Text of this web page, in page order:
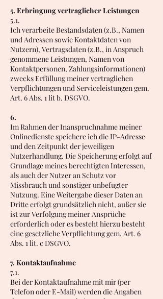
5. Erbringung vertraglicher Leistungen
5.1.
Ich verarbeite Bestandsdaten (z.B., Namen
und Adressen sowie Kontaktdaten von
Nutzern), Vertragsdaten (z.B., in Anspruch
genommene Leistungen, Namen von
Kontaktpersonen, Zahlungsinformationen)
zwecks Erfüllung meiner vertraglichen
Verpflichtungen und Serviceleistungen gem.
Art. 6 Abs. 1 lit b. DSGVO.
6.
Im Rahmen der Inanspruchnahme meiner
Onlinedienste speichere ich die IP-Adresse
und den Zeitpunkt der jeweiligen
Nutzerhandlung. Die Speicherung erfolgt auf
Grundlage meines berechtigten Interessen,
als auch der Nutzer an Schutz vor
Missbrauch und sonstiger unbefugter
Nutzung. Eine Weitergabe dieser Daten an
Dritte erfolgt grundsätzlich nicht, außer sie
ist zur Verfolgung meiner Ansprüche
erforderlich oder es besteht hierzu besteht
eine gesetzliche Verpflichtung gem. Art. 6
Abs. 1 lit. c DSGVO.
7. Kontaktaufnahme
7.1.
Bei der Kontaktaufnahme mit mir (per
Telefon oder E-Mail) werden die Angaben